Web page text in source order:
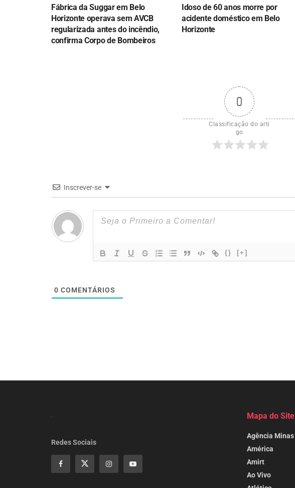
Fábrica da Suggar em Belo
Horizonte operava sem AVCB
regularizada antes do incêndio,
confirma Corpo de Bombeiros
Idoso de 60 anos morre por
acidente doméstico em Belo
Horizonte
0
Classificação do arti
go
Inscrever-se
{} [+]
0 COMENTÁRIOS
Redes Sociais
Mapa do Site
Agência Minas
América
Amirt
Ao Vivo